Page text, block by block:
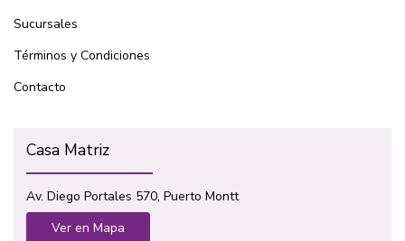
Sucursales
Términos y Condiciones
Contacto
Casa Matriz
Av. Diego Portales 570, Puerto Montt
Ver en Mapa